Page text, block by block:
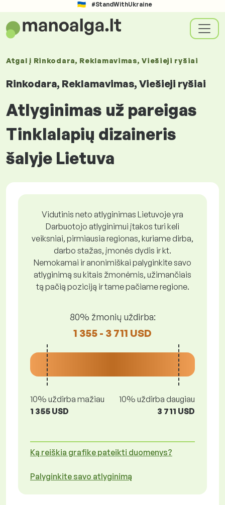
#StandWithUkraine
Atgal į Rinkodara, Reklamavimas, Viešieji ryšiai
Rinkodara, Reklamavimas, Viešieji ryšiai
Atlyginimas už pareigas
Tinklalapių dizaineris
šalyje Lietuva
Vidutinis neto atlyginimas Lietuvoje yra
Darbuotojo atlyginimui įtakos turi keli
veiksniai, pirmiausia regionas, kuriame dirba,
darbo stažas, įmonės dydis ir kt.
Nemokamai ir anonimiškai palyginkite savo
atlyginimą su kitais žmonėmis, užimančiais
tą pačią poziciją ir tame pačiame regione.
80% žmonių uždirba:
1 355 - 3 711 USD
10% uždirba mažiau
1 355 USD
10% uždirba daugiau
3 711 USD
Ką reiškia grafike pateikti duomenys?
Palyginkite savo atlyginimą